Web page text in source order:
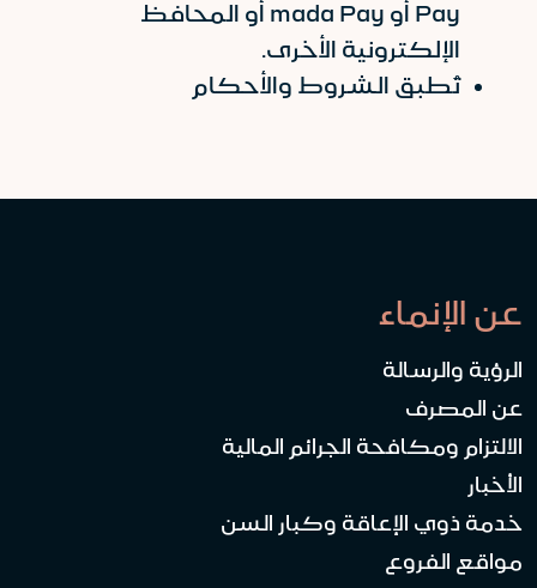
Pay أو mada Pay أو المحافظ
الإلكترونية الأخرى.
تُطبق الشروط والأحكام
عن الإنماء
الرؤية والرسالة
عن المصرف
الالتزام ومكافحة الجرائم المالية
الأخبار
خدمة ذوي الإعاقة وكبار السن
مواقع الفروع